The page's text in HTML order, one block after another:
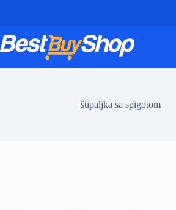
štipaljka sa spigotom